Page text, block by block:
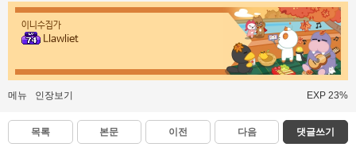
이니수집가
Llawliet
메뉴 인장보기 EXP 23%
목록 본문 이전 다음 댓글쓰기